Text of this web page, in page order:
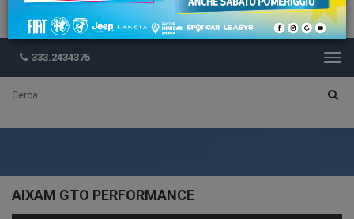
333.2434375
AIXAM GTO PERFORMANCE